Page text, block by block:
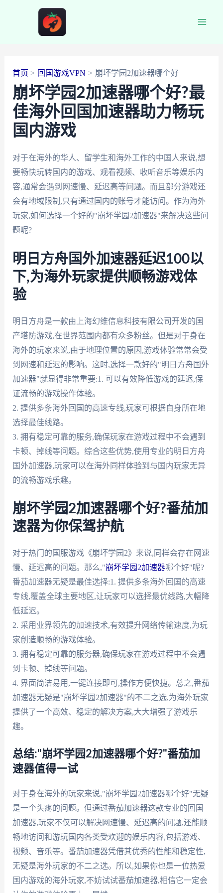
首页 回国游戏VPN 崩坏学园2加速器哪个好
崩坏学园2加速器哪个好?最
佳海外回国加速器助力畅玩
国内游戏
对于在海外的华人、留学生和海外工作的中国人来说,想
要畅快玩转国内的游戏、观看视频、收听音乐等娱乐内
容,通常会遇到网速慢、延迟高等问题。而且部分游戏还
会有地域限制,只有通过国内的账号才能访问。作为海外
玩家,如何选择一个好的"崩坏学园2加速器"来解决这些问
题呢?
明日方舟国外加速器延迟100以
下,为海外玩家提供顺畅游戏体
验
明日方舟是一款由上海幻维信息科技有限公司开发的国
产塔防游戏,在世界范围内都有众多粉丝。但是对于身在
海外的玩家来说,由于地理位置的原因,游戏体验常常会受
到网速和延迟的影响。这时,选择一款好的"明日方舟国外
加速器"就显得非常重要:1. 可以有效降低游戏的延迟,保
证流畅的游戏操作体验。
2. 提供多条海外回国的高速专线,玩家可根据自身所在地
选择最佳线路。
3. 拥有稳定可靠的服务,确保玩家在游戏过程中不会遇到
卡顿、掉线等问题。综合这些优势,使用专业的明日方舟
国外加速器,玩家可以在海外同样体验到与国内玩家无异
的流畅游戏乐趣。
崩坏学园2加速器哪个好?番茄加
速器为你保驾护航
对于热门的国服游戏《崩坏学园2》来说,同样会存在网速
慢、延迟高的问题。那么,"崩坏学园2加速器哪个好"呢?
番茄加速器无疑是最佳选择:1. 提供多条海外回国的高速
专线,覆盖全球主要地区,让玩家可以选择最优线路,大幅降
低延迟。
2. 采用业界领先的加速技术,有效提升网络传输速度,为玩
家创造顺畅的游戏体验。
3. 拥有稳定可靠的服务器,确保玩家在游戏过程中不会遇
到卡顿、掉线等问题。
4. 界面简洁易用,一键连接即可,操作方便快捷。总之,番茄
加速器无疑是"崩坏学园2加速器"的不二之选,为海外玩家
提供了一个高效、稳定的解决方案,大大增强了游戏乐
趣。
总结:"崩坏学园2加速器哪个好?"番茄加
速器值得一试
对于身在海外的玩家来说,"崩坏学园2加速器哪个好"无疑
是一个头疼的问题。但通过番茄加速器这款专业的回国
加速器,玩家不仅可以解决网速慢、延迟高的问题,还能顺
畅地访问和游玩国内各类受欢迎的娱乐内容,包括游戏、
视频、音乐等。番茄加速器凭借其优秀的性能和稳定性,
无疑是海外玩家的不二之选。所以,如果你也是一位热爱
国内游戏的海外玩家,不妨试试番茄加速器,相信它一定会